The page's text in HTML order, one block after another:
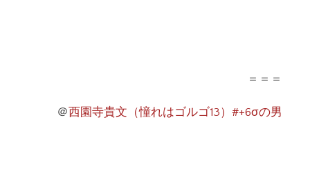
＝＝＝
＠西園寺貴文（憧れはゴルゴ13）#+6σの男